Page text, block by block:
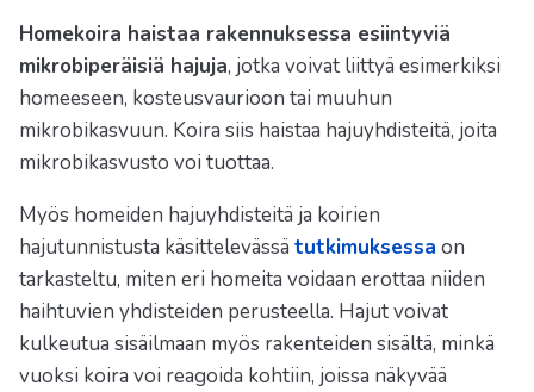
Homekoira haistaa rakennuksessa esiintyviä
mikrobiperäisiä hajuja, jotka voivat liittyä esimerkiksi
homeeseen, kosteusvaurioon tai muuhun
mikrobikasvuun. Koira siis haistaa hajuyhdisteitä, joita
mikrobikasvusto voi tuottaa.
Myös homeiden hajuyhdisteitä ja koirien
hajutunnistusta käsittelevässä tutkimuksessa on
tarkasteltu, miten eri homeita voidaan erottaa niiden
haihtuvien yhdisteiden perusteella. Hajut voivat
kulkeutua sisäilmaan myös rakenteiden sisältä, minkä
vuoksi koira voi reagoida kohtiin, joissa näkyvää